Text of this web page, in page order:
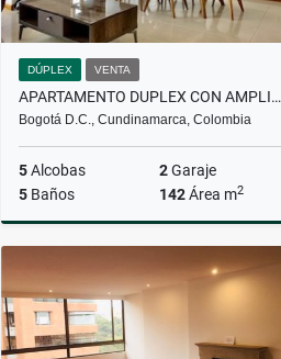
DÚPLEX VENTA
APARTAMENTO DUPLEX CON AMPLIA TERRAZA PRIVADA
Bogotá D.C., Cundinamarca, Colombia
5Alcobas 2Garaje
5 Baños 142Área m2
$930.000.000